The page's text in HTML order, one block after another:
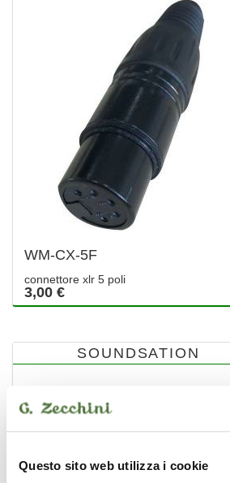
Questo sito web utilizza i cookie
WM-CX-5F
connettore xlr 5 poli
3,00 €
SOUNDSATION